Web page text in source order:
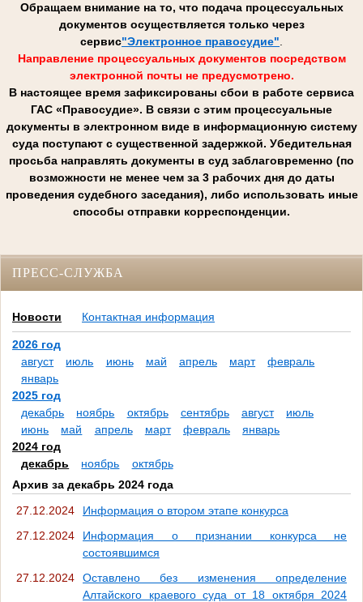
Обращаем внимание на то, что подача процессуальных
документов осуществляется только через
сервис"Электронное правосудие"
Направление процессуальных документов посредством
электронной почты не предусмотрено.
В настоящее время зафиксированы сбои в работе сервиса
ГАС «Правосудие». В связи с этим процессуальные
документы в электронном виде в информационную систему
суда поступают с существенной задержкой. Убедительная
просьба направлять документы в суд заблаговременно (по
возможности не менее чем за 3 рабочих дня до даты
проведения судебного заседания), либо использовать иные
способы отправки корреспонденции.
ПРЕСС-СЛУЖБА
Новости Контактная информация
2026 год
август
июль июнь май апрель март
февраль
январь
2025 год
декабрь
ноябрь октябрь сентябрь август
июль
июнь
май апрель март февраль
январь
2024 год
декабрь
ноябрь
октябрь
Архив за декабрь 2024 года
27.12.2024
Информация о втором этапе конкурса
27.12.2024
Информация о признании конкурса не
состоявшимся
27.12.2024
Оставлено без изменения определение
Алтайского краевого суда от 18 октября 2024